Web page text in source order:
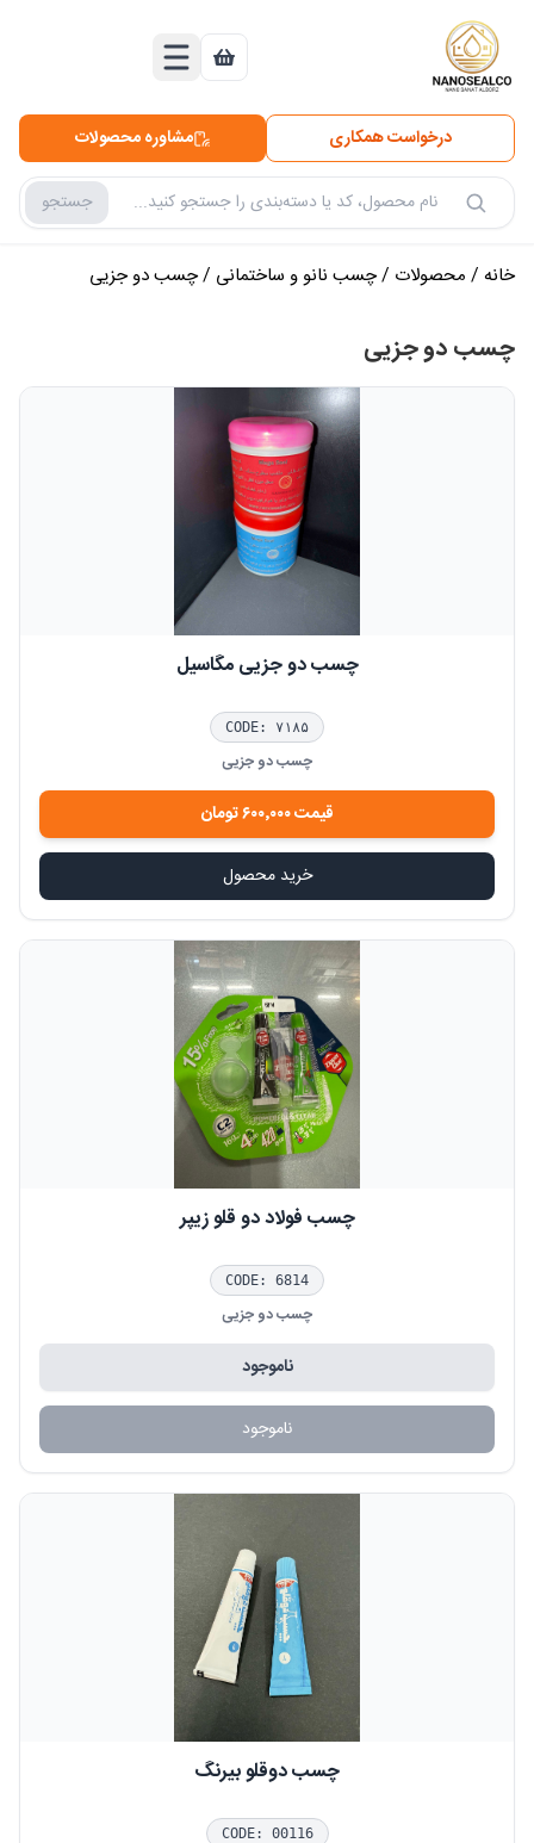
درخواست همکاری مشاوره محصولات
جستجو در محصولات جستجو
خانه / محصولات /چسب نانو و ساختمانی /چسب دو جزیی
چسب دو جزیی
چسب دو جزیی مگاسیل
CODE: ۷۱۸۵
چسب دو جزیی
قیمت۶۰۰٬۰۰۰تومان
خرید محصول
چسب فولاد دو قلو زیپر
CODE: 6814
چسب دو جزیی
ناموجود
ناموجود
چسب دوقلو بیرنگ
CODE: 00116